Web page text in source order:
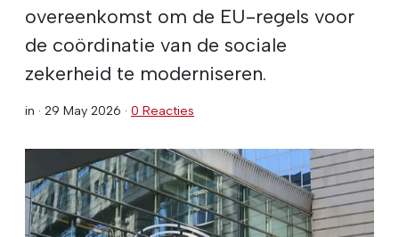
overeenkomst om de EU-regels voor
de coördinatie van de sociale
zekerheid te moderniseren.
in · 29 May 2026 · 0 Reacties